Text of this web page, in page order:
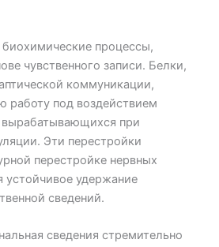
биохимические процессы,
чувственного записи. Белки,
коммуникации,
работу под воздействием
при
Эти перестройки
перестройке нервных
устойчивое удержание
сведений.
сведения стремительно